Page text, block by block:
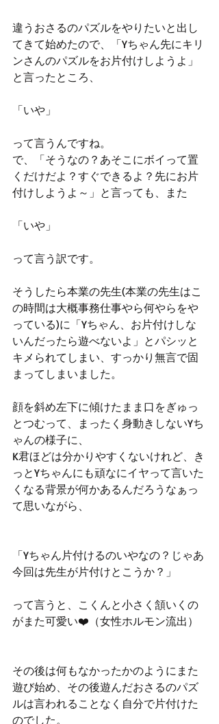
違うおさるのパズルをやりたいと出し
てきて始めたので、「Yちゃん先にキリ
ンさんのパズルをお片付けしようよ」
と言ったところ、
「いや」
って言うんですね。
で、「そうなの？あそこにボイって置
くだけだよ？すぐできるよ？先にお片
付けしようよ～」と言っても、また
「いや」
って言う訳です。
そうしたら本業の先生(本業の先生はこ
の時間は大概事務仕事やら何やらをや
っている)に「Yちゃん、お片付けしな
いんだったら遊べないよ」とパシッと
キメられてしまい、すっかり無言で固
まってしまいました。
顔を斜め左下に傾けたまま口をぎゅっ
とつむって、まったく身動きしないYち
ゃんの様子に、
K君ほどは分かりやすくないけれど、き
っとYちゃんにも頑なにイヤって言いた
くなる背景が何かあるんだろうなぁっ
て思いながら、
「Yちゃん片付けるのいやなの？じゃあ
今回は先生が片付けとこうか？」
って言うと、こくんと小さく頷いくの
がまた可愛い❤️（女性ホルモン流出）
その後は何もなかったかのようにまた
遊び始め、その後遊んだおさるのパズ
ルは言われることなく自分で片付けた
のでした。